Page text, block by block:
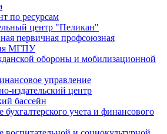
по ресурсам
центр "Пеликан"
первичная профсоюзная
МГПУ
обороны и мобилизационной
управление
издательский центр
бассейн
бухгалтерского учета и финансового